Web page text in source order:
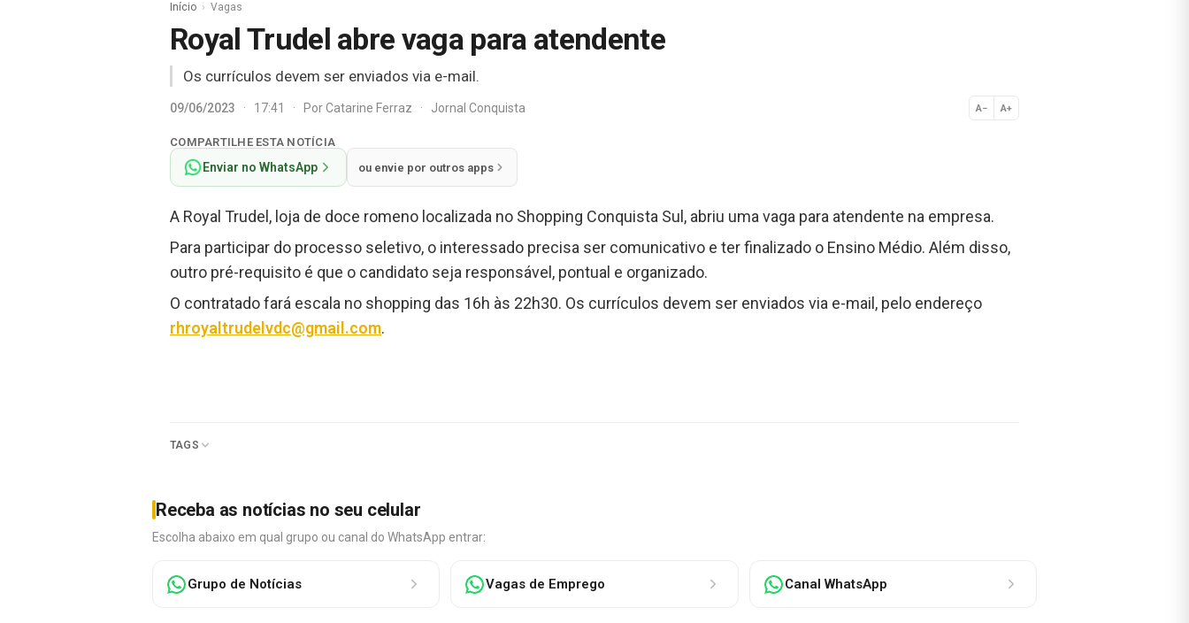
Início Vagas
Royal Trudel abre vaga para atendente
Os currículos devem ser enviados via e-mail.
09/06/2023 · 17:41 · PorCatarine Ferraz · Jornal Conquista A− A+
Normal
COMPARTILHE ESTA NOTÍCIA
Enviar no WhatsApp ou envie por outros apps
A Royal Trudel, loja de doce romeno localizada no Shopping Conquista Sul, abriu uma vaga para atendente na empresa.
Para participar do processo seletivo, o interessado precisa ser comunicativo e ter finalizado o Ensino Médio. Além disso,
outro pré-requisito é que o candidato seja responsável, pontual e organizado.
O contratado fará escala no shopping das 16h às 22h30. Os currículos devem ser enviados via e-mail, pelo endereço
rhroyaltrudelvdc@gmail.com.
TAGS
Receba as notícias no seu celular
Escolha abaixo em qual grupo ou canal do WhatsApp entrar:
Grupo de Notícias Vagas de Emprego Canal WhatsApp